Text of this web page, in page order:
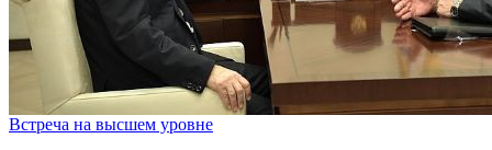
Встреча на высшем уровне